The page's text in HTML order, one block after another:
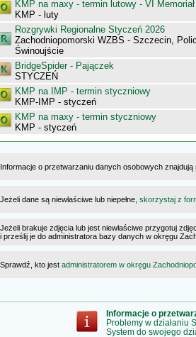
KMP na maxy - termin lutowy - VI
KMP - luty
Rozgrywki Regionalne Styczeń 2026
Zachodniopomorski WZBS - Szczecin,
Świnoujście
BridgeSpider - Pajączek
STYCZEŃ
KMP na IMP - termin styczniowy
KMP-IMP - styczeń
KMP na maxy - termin styczniowy
KMP - styczeń
Informacje o przetwarzaniu danych osobowych
Jeżeli dane są niewłaściwe lub niepełne, skorzystaj z
Jeżeli brakuje zdjęcia lub jest niewłaściwe przygotuj
i prześlij je do administratora bazy danych w okręgu
Sprawdź, kto jest administratorem w okręgu
Informacje o
Problemy w działaniu
System do swojego